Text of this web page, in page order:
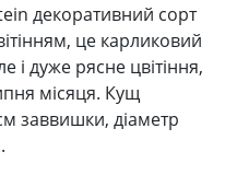
декоративний сорт
це карликовий
і дуже рясне цвітіння,
місяця. Кущ
заввишки, діаметр